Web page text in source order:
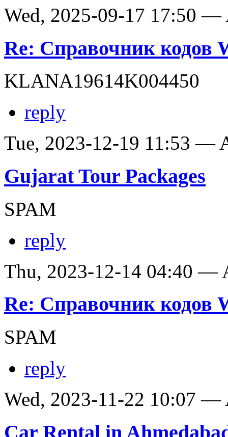
Wed, 2025-09-17 17:50 —
Re: Справочник кодов
KLANA19614K004450
reply
Tue, 2023-12-19 11:53 —
Gujarat Tour Packages
SPAM
reply
Thu, 2023-12-14 04:40 —
Re: Справочник кодов
SPAM
reply
Wed, 2023-11-22 10:07 —
Car Rental in